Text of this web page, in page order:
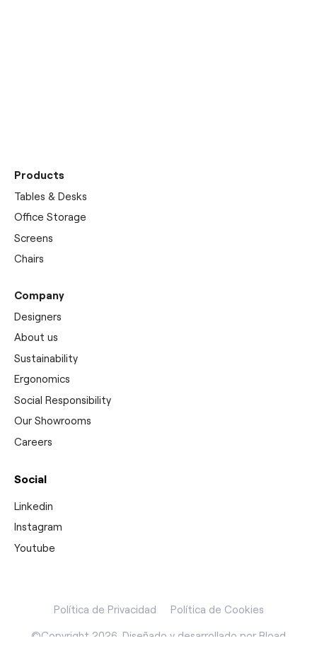
Products
Tables & Desks
Office Storage
Screens
Chairs
Company
Designers
About us
Sustainability
Ergonomics
Social Responsibility
Our Showrooms
Careers
Social
Linkedin
Instagram
Youtube
Política de Privacidad Política de Cookies
©Copyright 2026. Diseñado y desarrollado por Rload